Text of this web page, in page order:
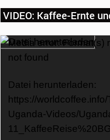
VIDEO: Kaffee-Ernte
Video-
Player
Media error: Format(s)
not found
Datei herunterladen:
https://
Uganda-Videos/